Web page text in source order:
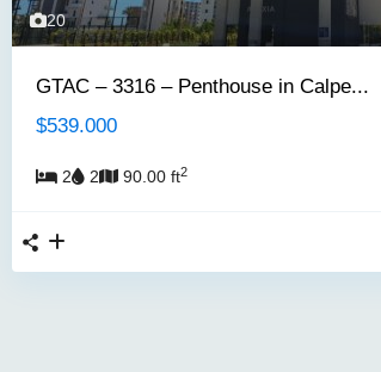
20
GTAC – 3316 – Penthouse in Calpe...
$539.000
2 2 90.00 ft2